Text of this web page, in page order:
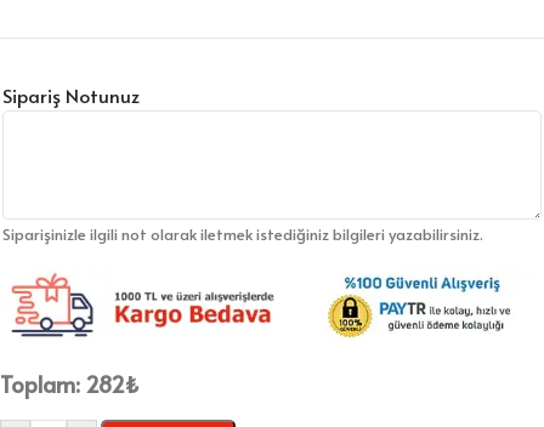
Sipariş Notunuz
Siparişinizle ilgili not olarak iletmek istediğiniz bilgileri yazabilirsiniz.
Toplam: 282₺